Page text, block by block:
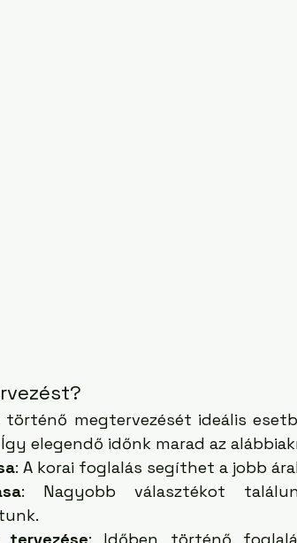
megtervezését ideális
elegendő időnk marad az
: A korai foglalás segíthet a jobb
: Nagyobb választékot